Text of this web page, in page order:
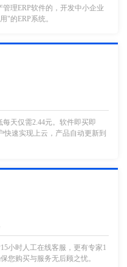
理ERP软件的，开发中小企业
"的ERP系统。
天仅需2.44元。软件即买即
速实现上云，产品自动更新到
小时人工在线客服，更有专家1
您购买与服务无后顾之忧。